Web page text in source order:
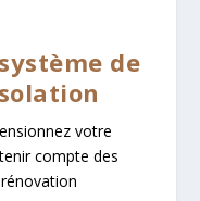
de
votre
compte des